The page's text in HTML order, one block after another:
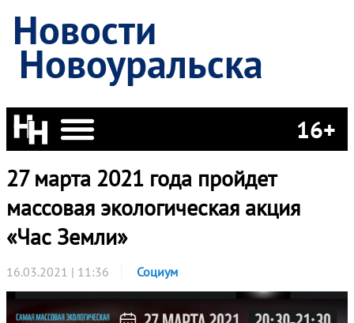
Новости
Новоуральска
16+
27 марта 2021 года пройдет
массовая экологическая акция
«Час Земли»
16.03.2021 | 11:36 Социум